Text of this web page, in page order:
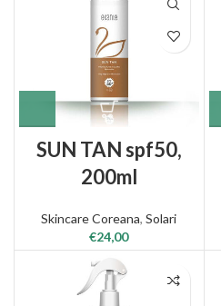
SUN TAN spf50,
200ml
Skincare Coreana,Solari
€24,00